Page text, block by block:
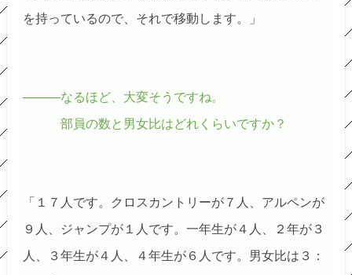
を持っているので、それで移動します。」
―――なるほど、大変そうですね。
部員の数と男女比はどれくらいですか？
「１７人です。クロスカントリーが７人、アルペンが
９人、ジャンプが１人です。一年生が４人、２年が３
人、３年生が４人、４年生が６人です。男女比は３：